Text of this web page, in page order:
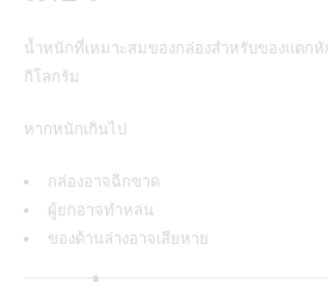
น้ำหนักที่เหมาะสมของกล่องสำหรับของแตก
กิโลกรัม
หากหนักเกินไป
กล่องอาจฉีกขาด
ผู้ยกอาจทำหล่น
ของด้านล่างอาจเสียหาย